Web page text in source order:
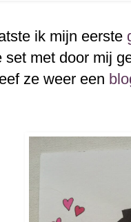
ik mijn eerste
set met door mij
ze weer een